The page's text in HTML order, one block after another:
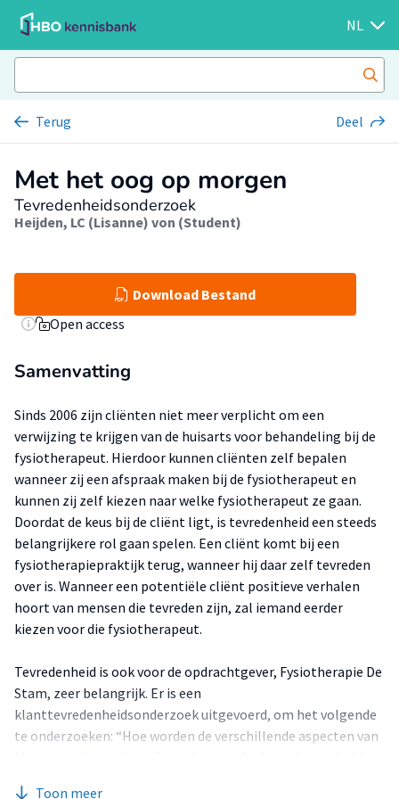
NL
Terug Deel
Met het oog op morgen
Tevredenheidsonderzoek
Heijden, LC (Lisanne) von (Student)
Download Bestand
Open access
Samenvatting
Sinds 2006 zijn cliënten niet meer verplicht om een
verwijzing te krijgen van de huisarts voor behandeling bij de
fysiotherapeut. Hierdoor kunnen cliënten zelf bepalen
wanneer zij een afspraak maken bij de fysiotherapeut en
kunnen zij zelf kiezen naar welke fysiotherapeut ze gaan.
Doordat de keus bij de cliënt ligt, is tevredenheid een steeds
belangrijkere rol gaan spelen. Een cliënt komt bij een
fysiotherapiepraktijk terug, wanneer hij daar zelf tevreden
over is. Wanneer een potentiële cliënt positieve verhalen
hoort van mensen die tevreden zijn, zal iemand eerder
kiezen voor die fysiotherapeut.
Tevredenheid is ook voor de opdrachtgever, Fysiotherapie De
Stam, zeer belangrijk. Er is een
klanttevredenheidsonderzoek uitgevoerd, om het volgende
te onderzoeken: “Hoe worden de verschillende aspecten van
Toon meer